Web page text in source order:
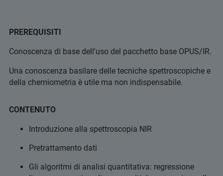
PREREQUISITI
Conoscenza di base dell'uso del pacchetto base OPUS/IR.
Una conoscenza basilare delle tecniche spettroscopiche e
della chemiometria è utile ma non indispensabile.
CONTENUTO
Introduzione alla spettroscopia NIR
Pretrattamento dati
Gli algoritmi di analisi quantitativa: regressione